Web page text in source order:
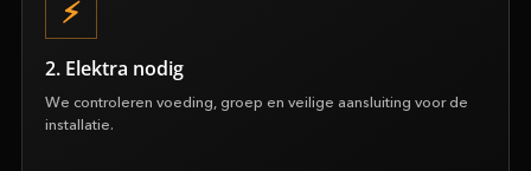
2. Elektra nodig
We controleren voeding, groep en veilige aansluiting voor de
installatie.